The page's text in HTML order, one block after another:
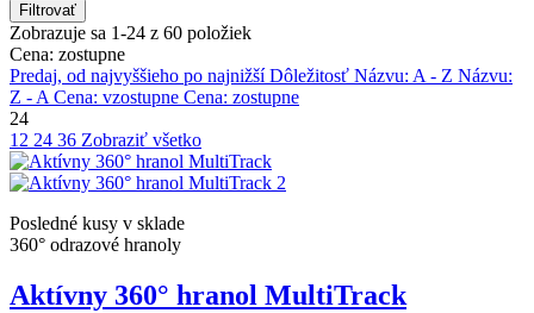
Filtrovať
Zobrazuje sa 1-24 z 60 položiek
Cena: zostupne
Predaj, od najvyššieho po najnižšíDôležitosť Názvu: A - Z Názvu:
Z - ACena: vzostupne Cena: zostupne
24
12 24 36 Zobraziť všetko
Posledné kusy v sklade
360° odrazové hranoly
Aktívny 360° hranol MultiTrack